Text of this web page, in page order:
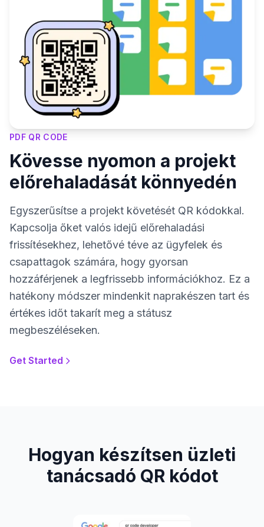
PDF QR CODE
Kövesse nyomon a projekt
előrehaladását könnyedén
Egyszerűsítse a projekt követését QR kódokkal.
Kapcsolja őket valós idejű előrehaladási
frissítésekhez, lehetővé téve az ügyfelek és
csapattagok számára, hogy gyorsan
hozzáférjenek a legfrissebb információkhoz. Ez a
hatékony módszer mindenkit naprakészen tart és
értékes időt takarít meg a státusz
megbeszéléseken.
Get Started
Hogyan készítsen üzleti
tanácsadó QR kódot